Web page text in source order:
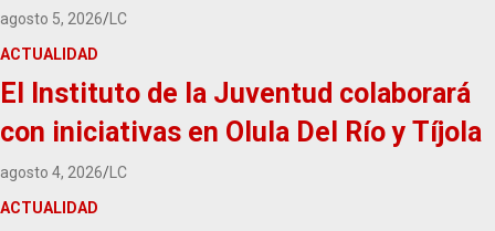
agosto 5, 2026 LC
ACTUALIDAD
El Instituto de la Juventud colaborará
con iniciativas en Olula Del Río y Tíjola
agosto 4, 2026 LC
ACTUALIDAD